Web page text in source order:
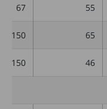
55
67
65
150
46
150